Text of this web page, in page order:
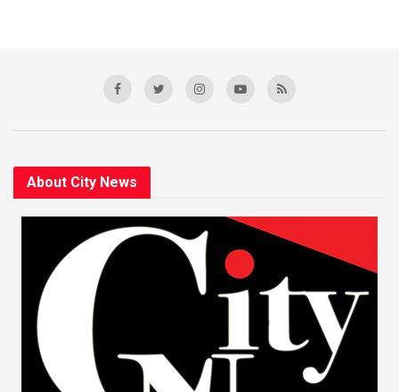
About City News